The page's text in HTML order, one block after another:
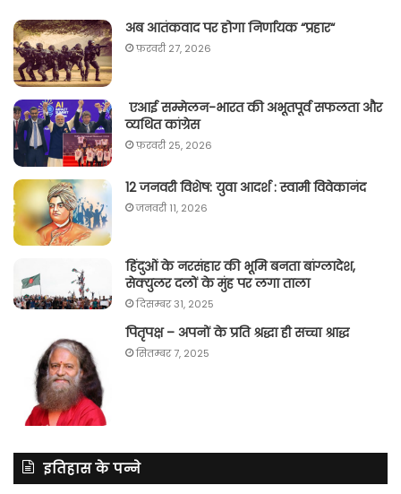
अब आतंकवाद पर होगा निर्णायक “प्रहार“
फ़रवरी 27, 2026
एआई सम्मेलन-भारत की अभूतपूर्व सफलता और
व्यथित कांग्रेस
फ़रवरी 25, 2026
12 जनवरी विशेष: युवा आदर्श : स्वामी विवेकानंद
जनवरी 11, 2026
हिंदुओं के नरसंहार की भूमि बनता बांग्लादेश,
सेक्युलर दलों के मुंह पर लगा ताला
दिसम्बर 31, 2025
पितृपक्ष – अपनों के प्रति श्रद्धा ही सच्चा श्राद्ध
सितम्बर 7, 2025
इतिहास के पन्ने